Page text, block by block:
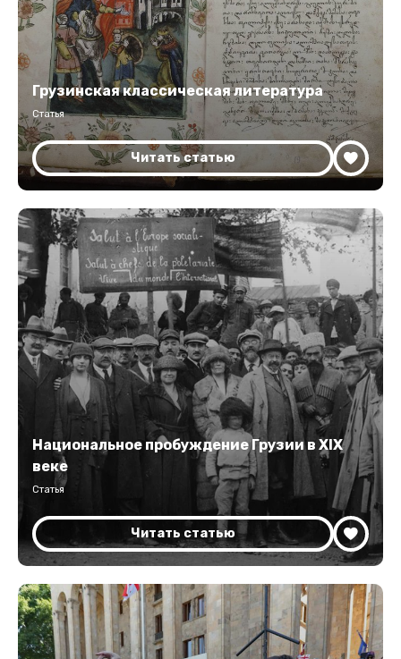
Грузинская классическая литература
Статья
Читать статью
Национальное пробуждение Грузии в XIX
веке
Статья
Читать статью